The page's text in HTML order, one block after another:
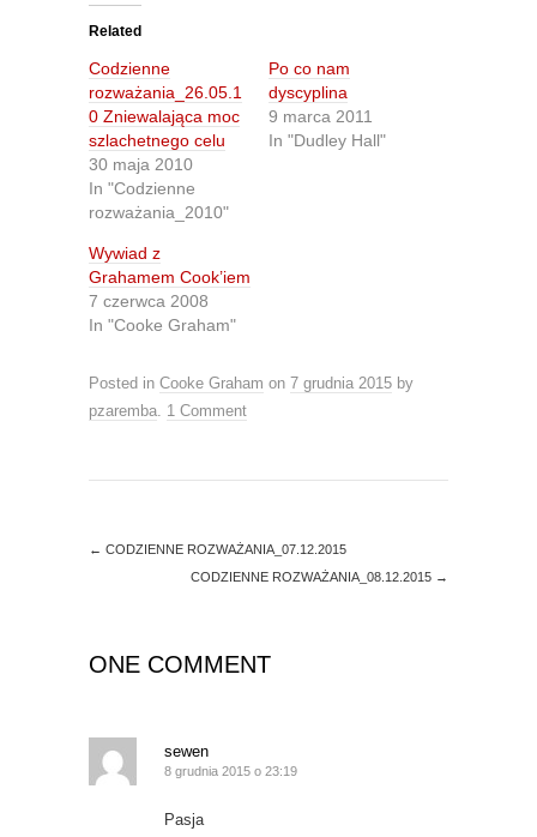
t
o
s
h
a
r
e
o
n
T
w
i
t
t
r
(
O
p
e
n
n
w
d
r
e
o
n
F
a
c
e
b
(
O
p
e
n
e
n
)
Related
Codzienne
rozważania_26.05.1
0 Zniewalająca moc
szlachetnego celu
30 maja 2010
In "Codzienne
rozważania_2010"
Po co nam
dyscyplina
9 marca 2011
In "Dudley Hall"
Wywiad z
Grahamem Cook’iem
7 czerwca 2008
In "Cooke Graham"
Posted in Cooke Graham on 7 grudnia 2015 by
pzaremba. 1 Comment
← CODZIENNE ROZWAŻANIA_07.12.2015
CODZIENNE ROZWAŻANIA_08.12.2015 →
ONE COMMENT
sewen
8 grudnia 2015 o 23:19
Pasja